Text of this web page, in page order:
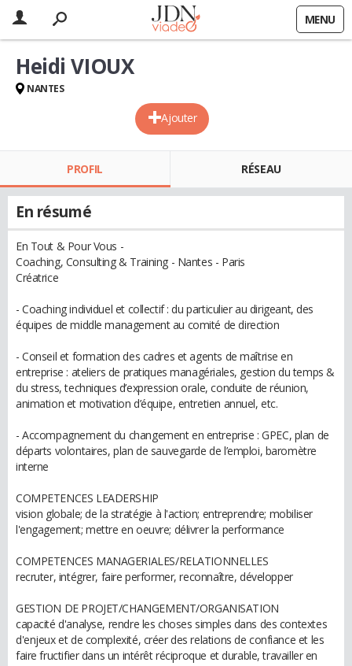
MENU
Ajouter
Heidi VIOUX
NANTES
PROFIL RÉSEAU
En résumé
En Tout & Pour Vous -
Coaching, Consulting & Training - Nantes - Paris
Créatrice
- Coaching individuel et collectif : du particulier au dirigeant, des
équipes de middle management au comité de direction
- Conseil et formation des cadres et agents de maîtrise en
entreprise : ateliers de pratiques managériales, gestion du temps &
du stress, techniques d’expression orale, conduite de réunion,
animation et motivation d’équipe, entretien annuel, etc.
- Accompagnement du changement en entreprise : GPEC, plan de
départs volontaires, plan de sauvegarde de l’emploi, baromètre
interne
COMPETENCES LEADERSHIP
vision globale; de la stratégie à l'action; entreprendre; mobiliser
l'engagement; mettre en oeuvre; délivrer la performance
COMPETENCES MANAGERIALES/RELATIONNELLES
recruter, intégrer, faire performer, reconnaître, développer
GESTION DE PROJET/CHANGEMENT/ORGANISATION
capacité d'analyse, rendre les choses simples dans des contextes
d'enjeux et de complexité, créer des relations de confiance et les
faire fructifier dans un intérêt réciproque et durable, travailler en